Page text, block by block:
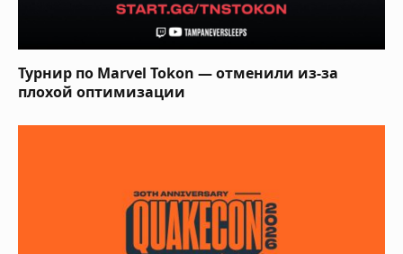
Турнир по Marvel Tokon — отменили из-за
плохой оптимизации